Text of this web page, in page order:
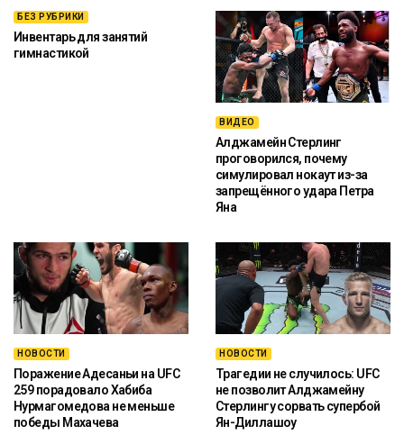
БЕЗ РУБРИКИ
Инвентарь для занятий
гимнастикой
ВИДЕО
Алджамейн Стерлинг
проговорился, почему
симулировал нокаут из-за
запрещённого удара Петра
Яна
НОВОСТИ
Поражение Адесаньи на UFC
259 порадовало Хабиба
Нурмагомедова не меньше
победы Махачева
НОВОСТИ
Трагедии не случилось: UFC
не позволит Алджамейну
Стерлингу сорвать супербой
Ян-Диллашоу